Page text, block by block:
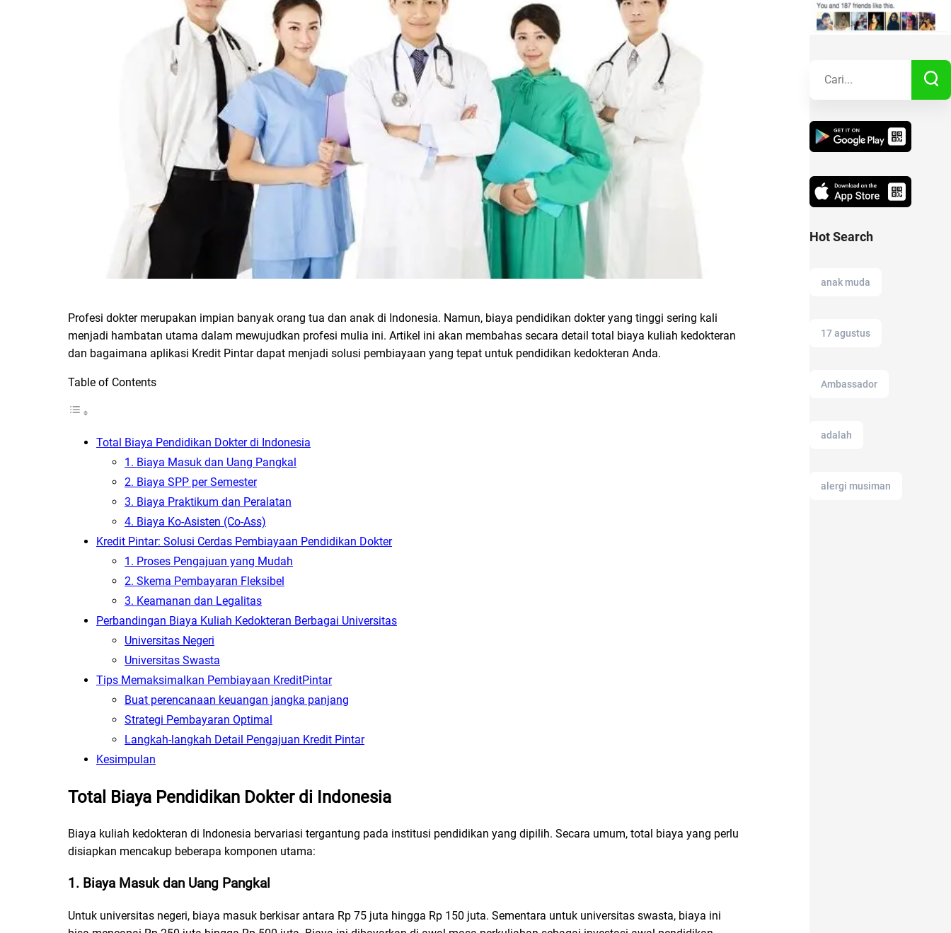
Profesi dokter merupakan impian banyak orang tua dan anak di Indonesia. Namun, biaya pendidikan dokter yang tinggi sering kali
menjadi hambatan utama dalam mewujudkan profesi mulia ini. Artikel ini akan membahas secara detail total biaya kuliah kedokteran
dan bagaimana aplikasi Kredit Pintar dapat menjadi solusi pembiayaan yang tepat untuk pendidikan kedokteran Anda.
Table of Contents
Total Biaya Pendidikan Dokter di Indonesia
1. Biaya Masuk dan Uang Pangkal
2. Biaya SPP per Semester
3. Biaya Praktikum dan Peralatan
4. Biaya Ko-Asisten (Co-Ass)
Kredit Pintar: Solusi Cerdas Pembiayaan Pendidikan Dokter
1. Proses Pengajuan yang Mudah
2. Skema Pembayaran Fleksibel
3. Keamanan dan Legalitas
Perbandingan Biaya Kuliah Kedokteran Berbagai Universitas
Universitas Negeri
Universitas Swasta
Tips Memaksimalkan Pembiayaan KreditPintar
Buat perencanaan keuangan jangka panjang
Strategi Pembayaran Optimal
Langkah-langkah Detail Pengajuan Kredit Pintar
Kesimpulan
Total Biaya Pendidikan Dokter di Indonesia
Biaya kuliah kedokteran di Indonesia bervariasi tergantung pada institusi pendidikan yang dipilih. Secara umum, total biaya yang perlu
disiapkan mencakup beberapa komponen utama:
1. Biaya Masuk dan Uang Pangkal
Untuk universitas negeri, biaya masuk berkisar antara Rp 75 juta hingga Rp 150 juta. Sementara untuk universitas swasta, biaya ini
Kisah Sukses
Hot Search
anak muda
17 agustus
Ambassador
adalah
alergi musiman